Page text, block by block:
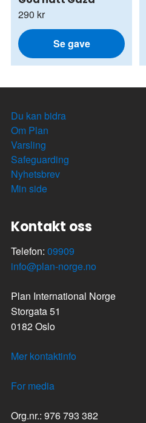
290 kr
Se gave
Du kan bidra
Om Plan
Varsling
Safeguarding
Nyhetsbrev
Min side
Kontakt oss
Telefon: 09909
info@plan-norge.no
Plan International Norge
Storgata 51
0182 Oslo
Mer kontaktinfo
For media
Org.nr.: 976 793 382